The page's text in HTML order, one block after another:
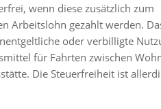
wenn diese zusätzlich zum
Arbeitslohn gezahlt werden.
oder verbilligte
für Fahrten zwischen
Die Steuerfreiheit ist